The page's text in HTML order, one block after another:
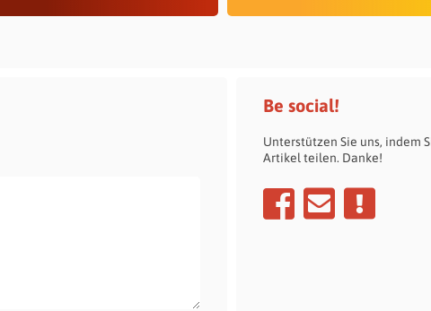
Be social!
Unterstützen Sie uns, indem
Artikel teilen. Danke!